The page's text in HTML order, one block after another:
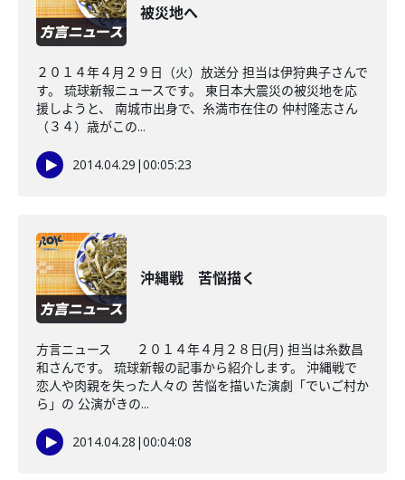
被災地へ
２０１４年４月２９日（火）放送分 担当は伊狩典子さんで
す。 琉球新報ニュースです。 東日本大震災の被災地を応
援しようと、 南城市出身で、糸満市在住の 仲村隆志さん
（３４）歳がこの...
2014.04.29 |00:05:23
沖縄戦 苦悩描く
方言ニュース ２０１４年４月２８日(月) 担当は糸数昌
和さんです。 琉球新報の記事から紹介します。 沖縄戦で
恋人や肉親を失った人々の 苦悩を描いた演劇「でいご村か
ら」の 公演がきの...
2014.04.28 |00:04:08